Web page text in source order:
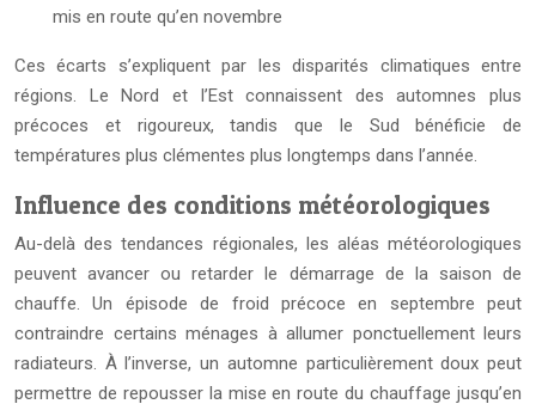
mis en route qu’en novembre
Ces écarts s’expliquent par les disparités climatiques entre
régions. Le Nord et l’Est connaissent des automnes plus
précoces et rigoureux, tandis que le Sud bénéficie de
températures plus clémentes plus longtemps dans l’année.
Influence des conditions météorologiques
Au-delà des tendances régionales, les aléas météorologiques
peuvent avancer ou retarder le démarrage de la saison de
chauffe. Un épisode de froid précoce en septembre peut
contraindre certains ménages à allumer ponctuellement leurs
radiateurs. À l’inverse, un automne particulièrement doux peut
permettre de repousser la mise en route du chauffage jusqu’en